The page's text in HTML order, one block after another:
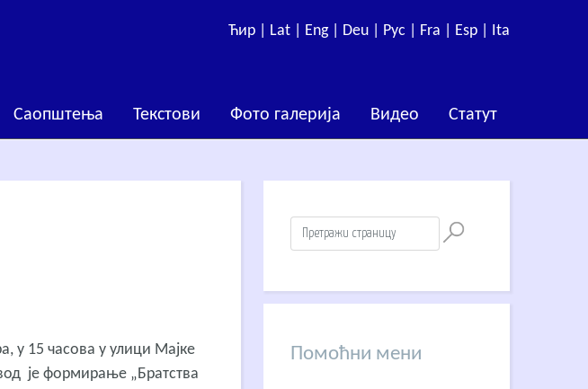
Ћир | Lat | Eng | Deu | Рус | Fra | Esp | Ita
Саопштења Текстови Фото галерија Видео Статут
у 15 часова у улици Мајке
је формирање „Братства
Помоћни мени